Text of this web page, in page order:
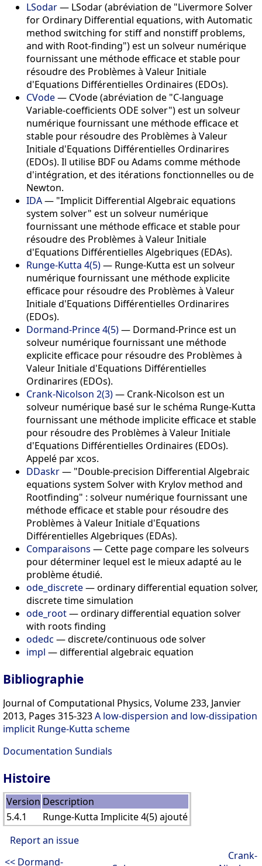
LSodar— LSodar (abréviation de "Livermore Solver
for Ordinary Differential equations, with Automatic
method switching for stiff and nonstiff problems,
and with Root-finding") est un solveur numérique
fournissant une méthode efficace et stable pour
résoudre des Problèmes à Valeur Initiale
d'Equations Différentielles Ordinaires (EDOs).
CVode— CVode (abréviation de "C-language
Variable-coefficients ODE solver") est un solveur
numérique fournissant une méthode efficace et
stable pour résoudre des Problèmes à Valeur
Initiale d'Equations Différentielles Ordinarires
(EDOs). Il utilise BDF ou Adams comme méthode
d'intégration, et des itérations fonctionnelles ou de
Newton.
IDA— "Implicit Differential Algebraic equations
system solver" est un solveur numérique
fournissant une méthode efficace et stable pour
résoudre des Problèmes à Valeur Initiale
d'Equations Différentielles Algebriques (EDAs).
Runge-Kutta 4(5)— Runge-Kutta est un solveur
numérique fournissant une méthode explicite
efficace pour résoudre des Problèmes à Valeur
Initiale d'Equations Différentielles Ordinarires
(EDOs).
Dormand-Prince 4(5)— Dormand-Prince est un
solveur numérique fournissant une méthode
explicite efficace pour résoudre des Problèmes à
Valeur Initiale d'Equations Différentielles
Ordinarires (EDOs).
Crank-Nicolson 2(3)— Crank-Nicolson est un
solveur numérique basé sur le schéma Runge-Kutta
fournissant une méthode implicite efficace et stable
pour résoudre des Problèmes à Valeur Initiale
d'Equations Différentielles Ordinaires (EDOs).
Appelé par xcos.
DDaskr— "Double-precision Differential Algebraic
equations system Solver with Krylov method and
Rootfinding" : solveur numérique fournissant une
méthode efficace et stable pour résoudre des
Problèmes à Valeur Initiale d'Equations
Différentielles Algebriques (EDAs).
Comparaisons — Cette page compare les solveurs
pour déterminer lequel est le mieux adapté au le
problème étudié.
ode_discrete— ordinary differential equation solver,
discrete time simulation
ode_root— ordinary differential equation solver
with roots finding
odedc — discrete/continuous ode solver
impl — differential algebraic equation
Bibliographie
Journal of Computational Physics, Volume 233, Janvier
2013, Pages 315-323A low-dispersion and low-dissipation
implicit Runge-Kutta scheme
Documentation Sundials
Histoire
Version Description
5.4.1
Runge-Kutta Implicite 4(5) ajouté
Report an issue
<< Dormand-
Crank-